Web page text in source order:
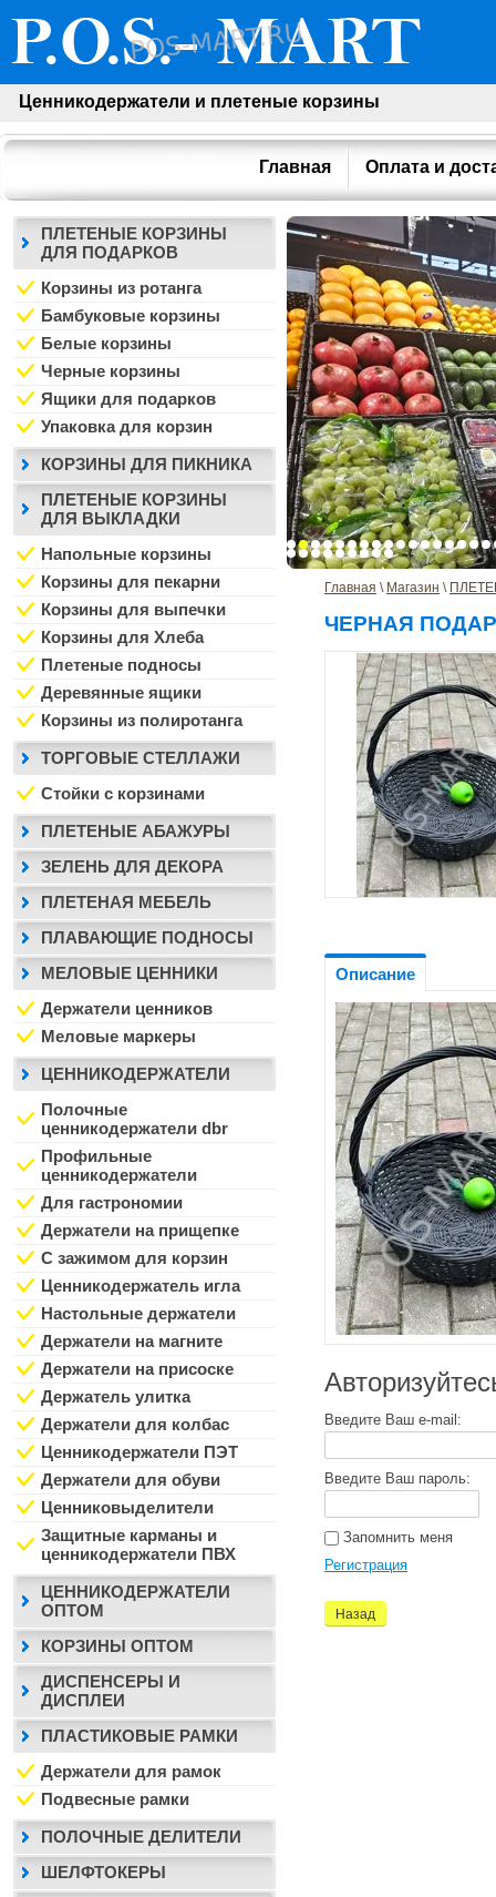
Ценникодержатели и плетеные корзины
Главная Оплата и
Главная \ Магазин \
ЧЕРНАЯ
Описание
Введите Ваш e-mail:
Введите Ваш пароль:
Запомнить меня
Регистрация
Назад
ПЛЕТЕНЫЕ КОРЗИНЫ
ДЛЯ ПОДАРКОВ
Корзины из ротанга
Бамбуковые корзины
Белые корзины
Черные корзины
Ящики для подарков
Упаковка для корзин
КОРЗИНЫ ДЛЯ ПИКНИКА
ПЛЕТЕНЫЕ КОРЗИНЫ
ДЛЯ ВЫКЛАДКИ
Напольные корзины
Корзины для пекарни
Корзины для выпечки
Корзины для Хлеба
Плетеные подносы
Деревянные ящики
Корзины из полиротанга
ТОРГОВЫЕ СТЕЛЛАЖИ
Стойки с корзинами
ПЛЕТЕНЫЕ АБАЖУРЫ
ЗЕЛЕНЬ ДЛЯ ДЕКОРА
ПЛЕТЕНАЯ МЕБЕЛЬ
ПЛАВАЮЩИЕ ПОДНОСЫ
МЕЛОВЫЕ ЦЕННИКИ
Держатели ценников
Меловые маркеры
ЦЕННИКОДЕРЖАТЕЛИ
Полочные
ценникодержатели dbr
Профильные
ценникодержатели
Для гастрономии
Держатели на прищепке
С зажимом для корзин
Ценникодержатель игла
Настольные держатели
Держатели на магните
Держатели на присоске
Держатель улитка
Держатели для колбас
Ценникодержатели ПЭТ
Держатели для обуви
Ценниковыделители
Защитные карманы и
ценникодержатели ПВХ
ЦЕННИКОДЕРЖАТЕЛИ
ОПТОМ
КОРЗИНЫ ОПТОМ
ДИСПЕНСЕРЫ И
ДИСПЛЕИ
ПЛАСТИКОВЫЕ РАМКИ
Держатели для рамок
Подвесные рамки
ПОЛОЧНЫЕ ДЕЛИТЕЛИ
ШЕЛФТОКЕРЫ